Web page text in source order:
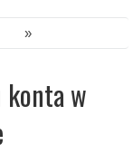
»
konta w